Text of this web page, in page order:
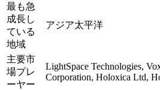
最も急
成長し
ている
地域
アジア太平洋
主要市
場プレ
ーヤー
LightSpace Technologies,
Corporation, Holoxica Ltd,